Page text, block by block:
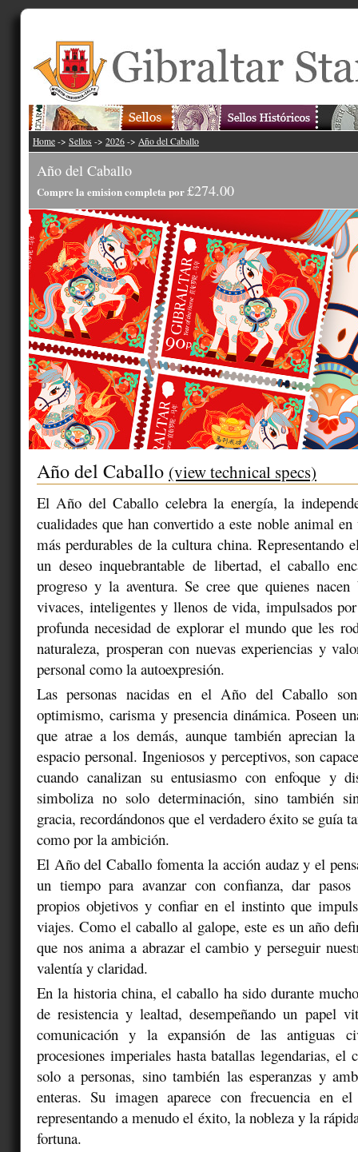
Home -> Sellos -> 2026 -> Año del Caballo
Año del Caballo
Compre la emision completa por£274.00
Año del Caballo (view technical specs)
El Año del Caballo celebra la energía, la
cualidades que han convertido a este noble animal
más perdurables de la cultura china. Representando
un deseo inquebrantable de libertad, el caballo
progreso y la aventura. Se cree que quienes
vivaces, inteligentes y llenos de vida, impulsados
profunda necesidad de explorar el mundo que les
naturaleza, prosperan con nuevas experiencias y
personal como la autoexpresión.
Las personas nacidas en el Año del Caballo
optimismo, carisma y presencia dinámica. Poseen
que atrae a los demás, aunque también aprecian
espacio personal. Ingeniosos y perceptivos, son
cuando canalizan su entusiasmo con enfoque y
simboliza no solo determinación, sino también
gracia, recordándonos que el verdadero éxito se guía
como por la ambición.
El Año del Caballo fomenta la acción audaz y el
un tiempo para avanzar con confianza, dar
propios objetivos y confiar en el instinto que
viajes. Como el caballo al galope, este es un año
que nos anima a abrazar el cambio y perseguir
valentía y claridad.
En la historia china, el caballo ha sido durante
de resistencia y lealtad, desempeñando un papel
comunicación y la expansión de las antiguas
procesiones imperiales hasta batallas legendarias, el
solo a personas, sino también las esperanzas y
enteras. Su imagen aparece con frecuencia en
representando a menudo el éxito, la nobleza y la
fortuna.